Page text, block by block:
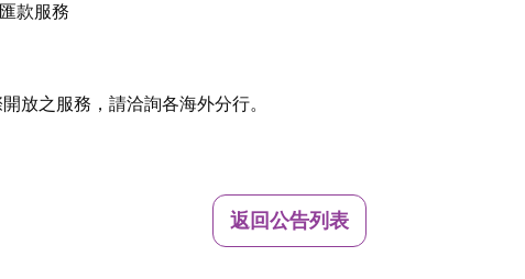
款服務
放之服務，請洽詢各海外分行。
返回公告列表